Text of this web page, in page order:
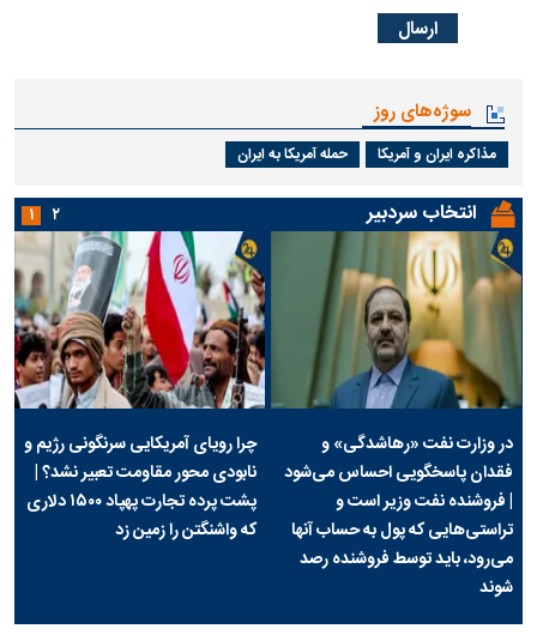
سوژه‌های روز
مذاکره ایران و آمریکا حمله آمریکا به ایران
انتخاب سردبیر
در وزارت نفت «رهاشدگی» و
فقدان پاسخگویی احساس می‌شود
| فروشنده نفت وزیر است و
تراستی‌هایی که پول به حساب آنها
می‌رود، باید توسط فروشنده رصد
شوند
چرا رویای آمریکایی سرنگونی رژیم و
نابودی محور مقاومت تعبیر نشد؟ |
پشت پرده تجارت پهپاد‌ ۱۵۰۰ دلاری
که واشنگتن را زمین زد
۱ ۲